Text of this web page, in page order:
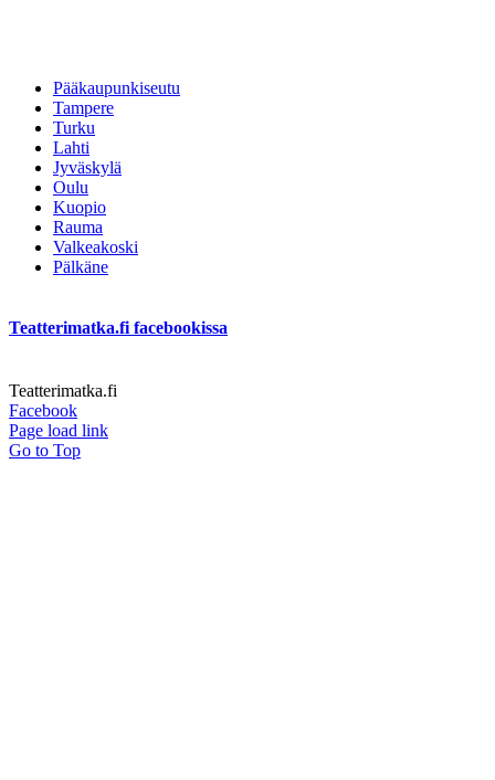
Pääkaupunkiseutu
Tampere
Turku
Lahti
Jyväskylä
Oulu
Kuopio
Rauma
Valkeakoski
Pälkäne
Teatterimatka.fi facebookissa
Teatterimatka.fi
Facebook
Page load link
Go to Top